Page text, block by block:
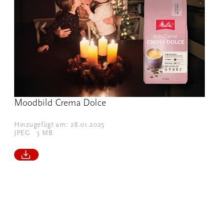
Moodbild Crema Dolce
Hinzugefügt am: 28.01.2025
JPEG
3 MB